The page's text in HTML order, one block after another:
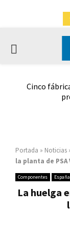
PRIMARY
Cinco
Portada » Noticias
la planta de PSA
Componentes España
La huelga